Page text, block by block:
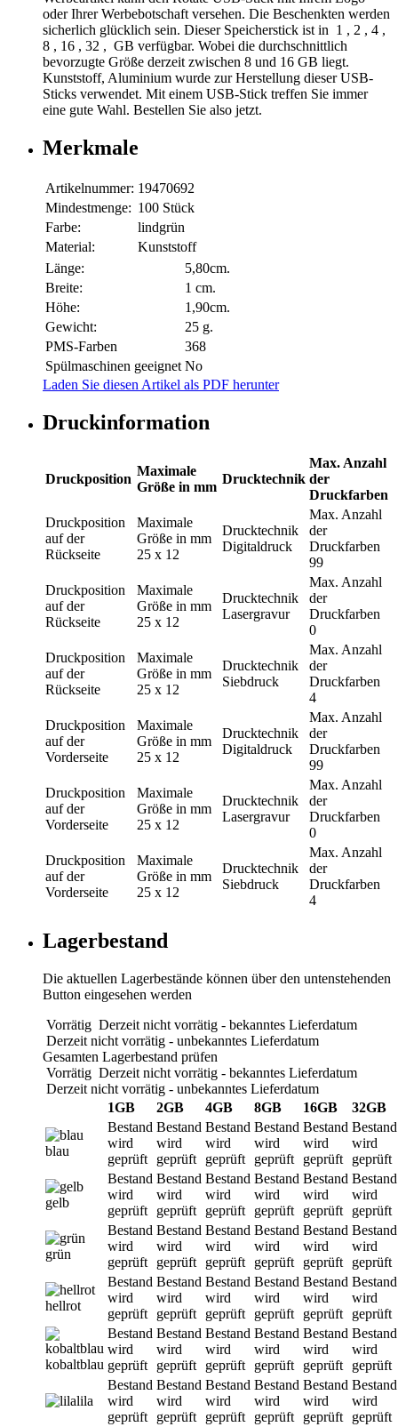
oder Ihrer Werbebotschaft versehen. Die Beschenkten werden
sicherlich glücklich sein. Dieser Speicherstick ist in 1 , 2 , 4 ,
8 , 16 , 32 , GB verfügbar. Wobei die durchschnittlich
bevorzugte Größe derzeit zwischen 8 und 16 GB liegt.
Kunststoff, Aluminium wurde zur Herstellung dieser USB-
Sticks verwendet. Mit einem USB-Stick treffen Sie immer
eine gute Wahl. Bestellen Sie also jetzt.
Merkmale
Artikelnummer: 19470692
Mindestmenge: 100 Stück
Farbe:
lindgrün
Material:
Kunststoff
Länge:
5,80cm.
Breite:
1 cm.
Höhe:
1,90cm.
Gewicht:
25 g.
PMS-Farben
368
Spülmaschinen geeignet No
Laden Sie diesen Artikel als PDF herunter
Druckinformation
Druckposition
Maximale
Größe in mm
Drucktechnik
Max. Anzahl
der
Druckfarben
Druckposition
auf der
Rückseite
Maximale
Größe in mm
25 x 12
Drucktechnik
Digitaldruck
Max. Anzahl
der
Druckfarben
99
Druckposition
auf der
Rückseite
Maximale
Größe in mm
25 x 12
Drucktechnik
Lasergravur
Max. Anzahl
der
Druckfarben
0
Druckposition
auf der
Rückseite
Maximale
Größe in mm
25 x 12
Drucktechnik
Siebdruck
Max. Anzahl
der
Druckfarben
4
Druckposition
auf der
Vorderseite
Maximale
Größe in mm
25 x 12
Drucktechnik
Digitaldruck
Max. Anzahl
der
Druckfarben
99
Druckposition
auf der
Vorderseite
Maximale
Größe in mm
25 x 12
Drucktechnik
Lasergravur
Max. Anzahl
der
Druckfarben
0
Druckposition
auf der
Vorderseite
Maximale
Größe in mm
25 x 12
Drucktechnik
Siebdruck
Max. Anzahl
der
Druckfarben
4
Lagerbestand
Die aktuellen Lagerbestände können über den untenstehenden
Button eingesehen werden
Vorrätig Derzeit nicht vorrätig - bekanntes Lieferdatum
Derzeit nicht vorrätig - unbekanntes Lieferdatum
Gesamten Lagerbestand prüfen
Vorrätig Derzeit nicht vorrätig - bekanntes Lieferdatum
Derzeit nicht vorrätig - unbekanntes Lieferdatum
1GB
2GB 4GB 8GB 16GB 32GB
blau
Bestand
wird
geprüft
Bestand
wird
geprüft
Bestand
wird
geprüft
Bestand
wird
geprüft
Bestand
wird
geprüft
Bestand
wird
geprüft
gelb
Bestand
wird
geprüft
Bestand
wird
geprüft
Bestand
wird
geprüft
Bestand
wird
geprüft
Bestand
wird
geprüft
Bestand
wird
geprüft
grün
Bestand
wird
geprüft
Bestand
wird
geprüft
Bestand
wird
geprüft
Bestand
wird
geprüft
Bestand
wird
geprüft
Bestand
wird
geprüft
hellrot
Bestand
wird
geprüft
Bestand
wird
geprüft
Bestand
wird
geprüft
Bestand
wird
geprüft
Bestand
wird
geprüft
Bestand
wird
geprüft
kobaltblau
Bestand
wird
geprüft
Bestand
wird
geprüft
Bestand
wird
geprüft
Bestand
wird
geprüft
Bestand
wird
geprüft
Bestand
wird
geprüft
lila
Bestand
wird
geprüft
Bestand
wird
geprüft
Bestand
wird
geprüft
Bestand
wird
geprüft
Bestand
wird
geprüft
Bestand
wird
geprüft